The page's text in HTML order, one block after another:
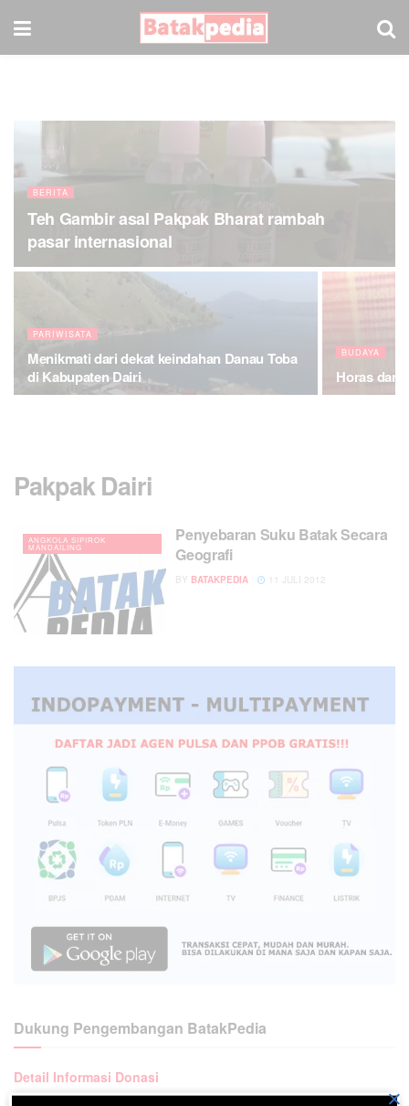
BERITA
Teh Gambir asal Pakpak Bharat rambah
pasar internasional
PARIWISATA
Menikmati dari dekat keindahan Danau Toba
di Kabupaten Dairi
BUDAYA
Horas dan
Pakpak Dairi
ANGKOLA SIPIROK
MANDAILING
Penyebaran Suku Batak Secara
Geografi
BY BATAKPEDIA 11 JULI 2012
Dukung Pengembangan BatakPedia
Detail Informasi Donasi
×